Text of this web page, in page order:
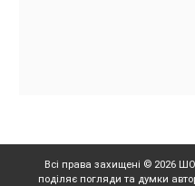
Всі права захищені © 2026
поділяє погляди та думки